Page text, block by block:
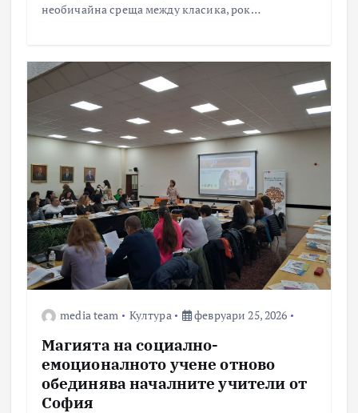
необичайна среща между класика, рок…
media team Култура февруари 25, 2026
Магията на социално-
емоционалното учене отново
обединява началните учители от
София